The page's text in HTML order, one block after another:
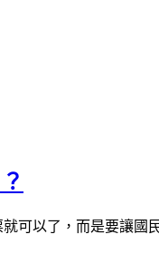
以了，而是要讓國民